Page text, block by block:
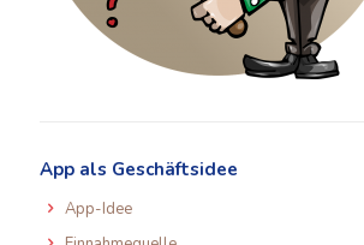
App als Geschäftsidee
App-Idee